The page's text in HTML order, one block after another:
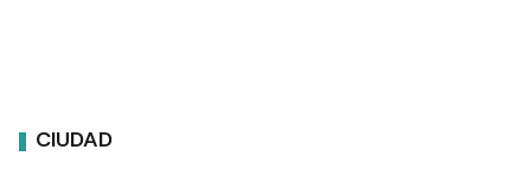
CIUDAD